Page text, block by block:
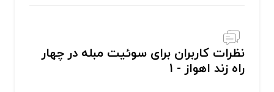
نظرات کاربران برای سوئیت مبله در چهار
راه زند اهواز - 1